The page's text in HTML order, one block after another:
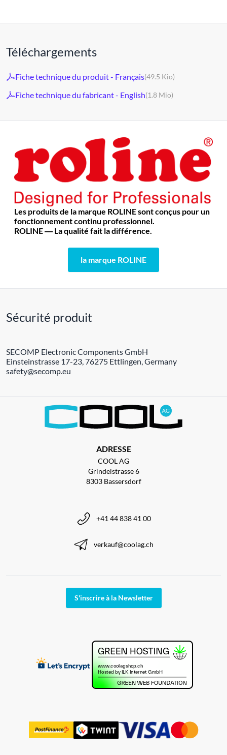
Téléchargements
Fiche technique du produit - Français(49.5 Kio)
Fiche technique du fabricant - English(1.8 Mio)
Les produits de la marque ROLINE sont conçus pour un
fonctionnement continu professionnel.
ROLINE ― La qualité fait la différence.
la marque ROLINE
Sécurité produit
SECOMP Electronic Components GmbH
Einsteinstrasse 17-23, 76275 Ettlingen, Germany
safety@secomp.eu
ADRESSE
COOL AG
Grindelstrasse 6
8303 Bassersdorf
+41 44 838 41 00
verkauf@coolag.ch
S'inscrire à la Newsletter